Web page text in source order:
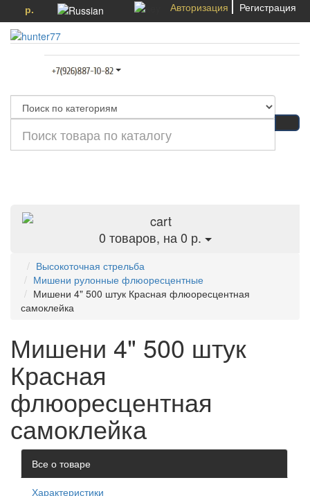
р. Авторизация Регистрация
0 товаров, на 0 р.
Высокоточная стрельба
Мишени рулонные флюоресцентные
Мишени 4" 500 штук Красная флюоресцентная
самоклейка
Мишени 4" 500 штук
Красная
флюоресцентная
самоклейка
Все о товаре
Характеристики